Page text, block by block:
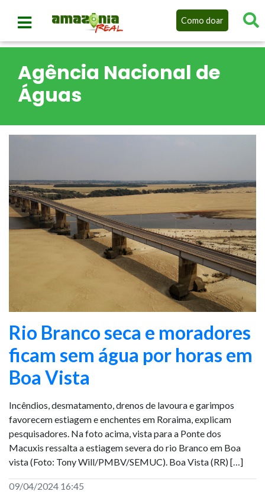
Como doar
Agência Nacional de
Águas
Rio Branco seca e moradores
ficam sem água por horas em
Boa Vista
Incêndios, desmatamento, drenos de lavoura e garimpos
favorecem estiagem e enchentes em Roraima, explicam
pesquisadores. Na foto acima, vista para a Ponte dos
Macuxis ressalta a estiagem severa do rio Branco em Boa
vista (Foto: Tony Will/PMBV/SEMUC). Boa Vista (RR) […]
09/04/2024 16:45